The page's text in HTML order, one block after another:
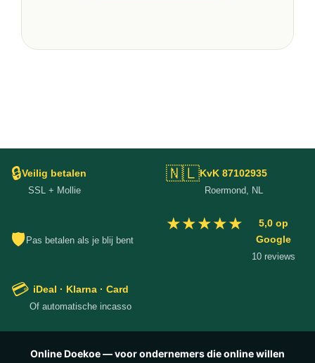
🔒Veilig betalen
SSL + Mollie
🇳🇱KvK 87102935
Roermond, NL
🛡 Pas betalen als je blij bent
★★★★★
5,0 op
Google
10 reviews
💳 iDeal · Klarna · Card
Of automatische incasso
Online Doekoe — voor ondernemers die online willen